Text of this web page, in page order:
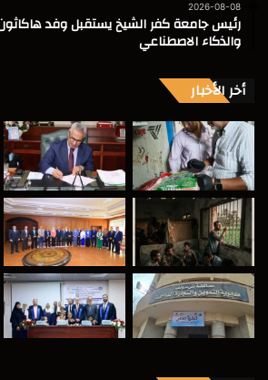
2026-08-08
رئيس جامعة كفر الشيخ يستقبل وفد
والذكاء الاصطناعي
أخر الأخبار